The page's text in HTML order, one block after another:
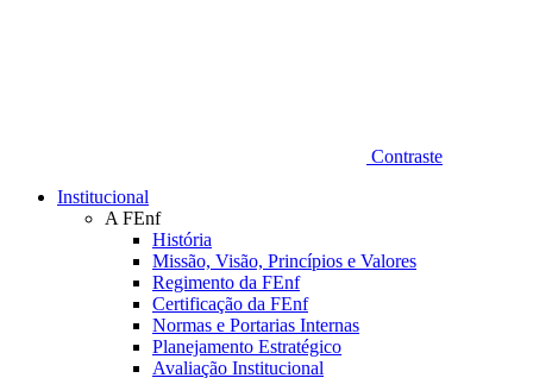
Contraste
Institucional
A FEnf
História
Missão, Visão, Princípios e Valores
Regimento da FEnf
Certificação da FEnf
Normas e Portarias Internas
Planejamento Estratégico
Avaliação Institucional